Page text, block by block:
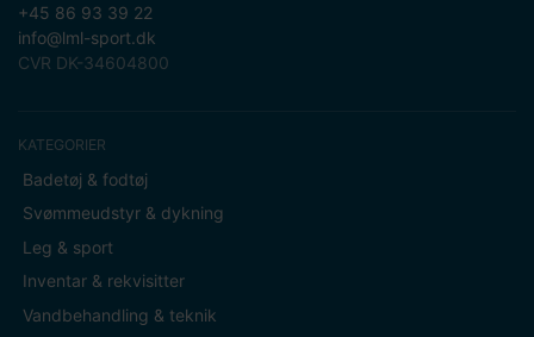
+45 86 93 39 22
info@lml-sport.dk
CVR DK-34604800
KATEGORIER
Badetøj & fodtøj
Svømmeudstyr & dykning
Leg & sport
Inventar & rekvisitter
Vandbehandling & teknik